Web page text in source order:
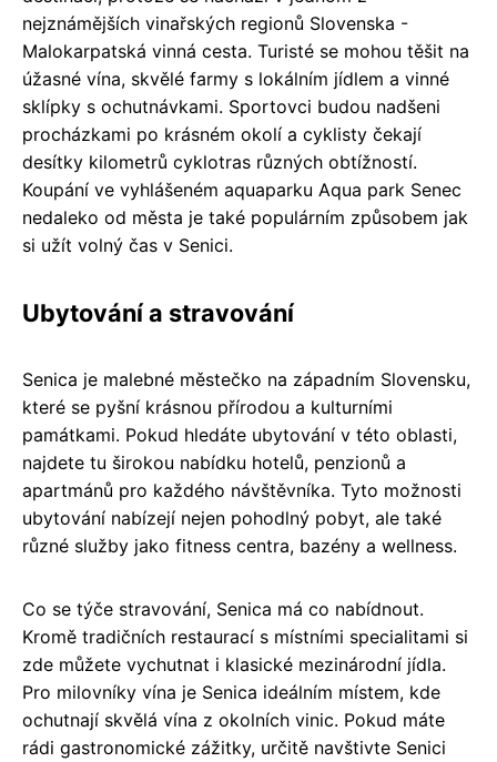
nejznámějších vinařských regionů Slovenska -
Malokarpatská vinná cesta. Turisté se mohou těšit na
úžasné vína, skvělé farmy s lokálním jídlem a vinné
sklípky s ochutnávkami. Sportovci budou nadšeni
procházkami po krásném okolí a cyklisty čekají
desítky kilometrů cyklotras různých obtížností.
Koupání ve vyhlášeném aquaparku Aqua park Senec
nedaleko od města je také populárním způsobem jak
si užít volný čas v Senici.
Ubytování a stravování
Senica je malebné městečko na západním Slovensku,
které se pyšní krásnou přírodou a kulturními
památkami. Pokud hledáte ubytování v této oblasti,
najdete tu širokou nabídku hotelů, penzionů a
apartmánů pro každého návštěvníka. Tyto možnosti
ubytování nabízejí nejen pohodlný pobyt, ale také
různé služby jako fitness centra, bazény a wellness.
Co se týče stravování, Senica má co nabídnout.
Kromě tradičních restaurací s místními specialitami si
zde můžete vychutnat i klasické mezinárodní jídla.
Pro milovníky vína je Senica ideálním místem, kde
ochutnají skvělá vína z okolních vinic. Pokud máte
rádi gastronomické zážitky, určitě navštivte Senici